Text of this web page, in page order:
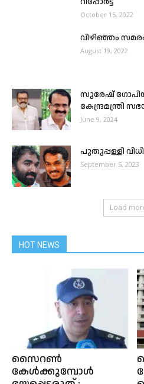
October 15, 2022
വി​ഴി​ഞ്ഞം
August 19, 2022
സുരേഷ്
കേന്ദ്രമന്ത്രി
June 9, 2024
പുതുപ്പള്ളി
September 5, 2023
Load
HOT NEWS
സൈറൺ
കേൾക്കുമ്പോൾ